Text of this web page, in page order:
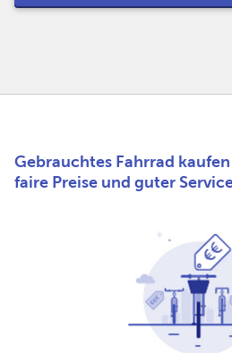
Gebrauchtes Fahrrad
faire Preise und guter